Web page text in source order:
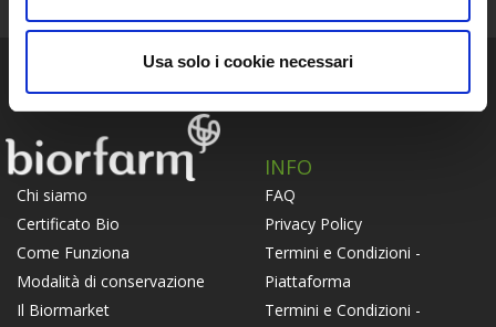
Usa solo i cookie necessari
Chi siamo
Certificato Bio
Come Funziona
Modalità di conservazione
Il Biormarket
INFO
FAQ
Privacy Policy
Termini e Condizioni -
Piattaforma
Termini e Condizioni -